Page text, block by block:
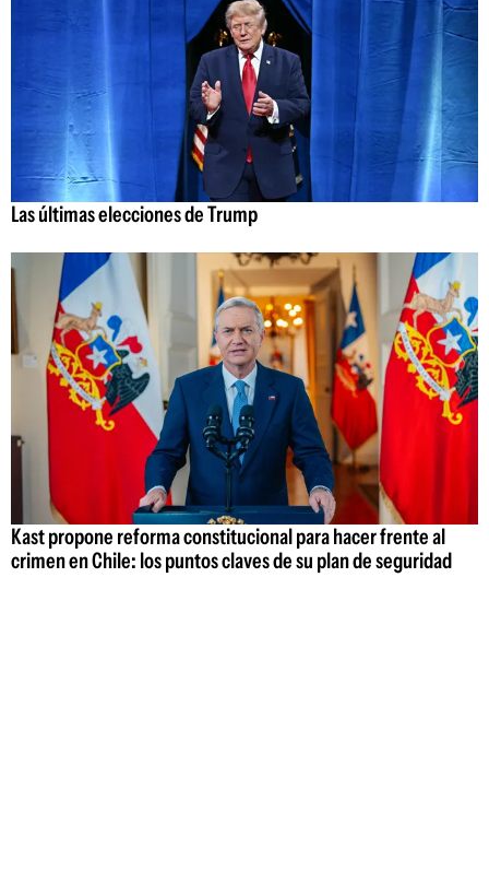
Las últimas elecciones de Trump
Kast propone reforma constitucional para hacer frente al
crimen en Chile: los puntos claves de su plan de seguridad